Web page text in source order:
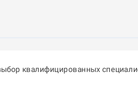
квалифицированных